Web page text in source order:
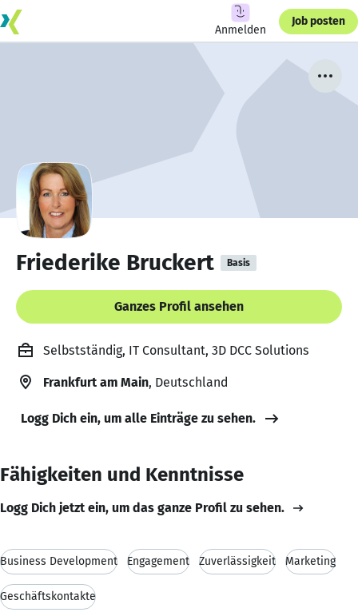
Anmelden
Job posten
Friederike Bruckert Basis
Ganzes Profil ansehen
Selbstständig, IT Consultant, 3D DCC Solutions
Frankfurt am Main, Deutschland
Logg Dich ein, um alle Einträge zu sehen.
Fähigkeiten und Kenntnisse
Logg Dich jetzt ein, um das ganze Profil zu sehen.
Business Development Engagement Zuverlässigkeit Marketing
Geschäftskontakte